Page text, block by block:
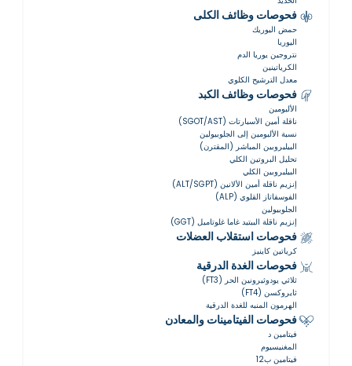
فحوصات وظائف الكلى
حمض اليوريك
اليوريا
نتروجين يوريا الدم
الكرياتينين
معدل الترشيح الكلوي
فحوصات وظائف الكبد
الألبومين
ناقلة أمين الأسبارتات (SGOT/AST)
نسبة الألبومين إلى الجلوبيولين
البيليروبين المباشر (المقترن)
تحليل البروتين الكلي
البيليروبين الكلي
إنزيم ناقلة أمين الألانين (ALT/SGPT)
الفوسفاتاز القلوي (ALP)
الجلوبيولين
إنزيم ناقلة الببتيد غاما غلوتاميل (GGT)
فحوصات استقلاب العضلات
كرياتين كاينيز
فحوصات الغدة الدرقية
ثلاثي يودوثيرونين الحر (FT3)
ثايروكسن (FT4)
الهرمون المنبه للغدة الدرقية
فحوصات الفيتامينات والمعادن
فيتامين د
المغنيسيوم
فيتامين ب12